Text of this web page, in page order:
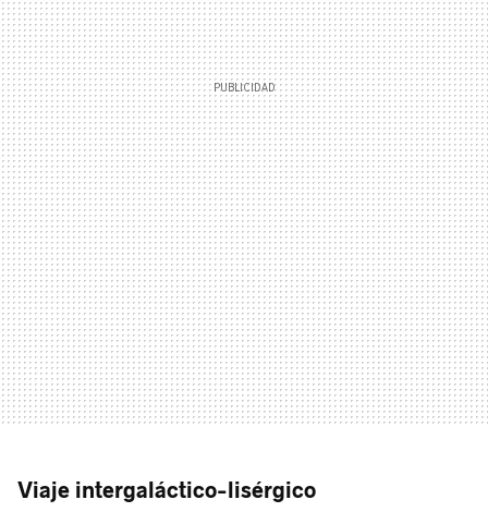
Viaje intergaláctico-lisérgico